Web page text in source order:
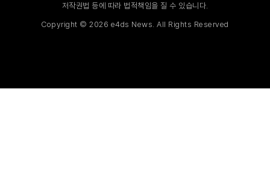
저작권법 등에 따라 법적책임을 질 수 있습니다.
Copyright ©2026 e4ds News. All Rights Reserved